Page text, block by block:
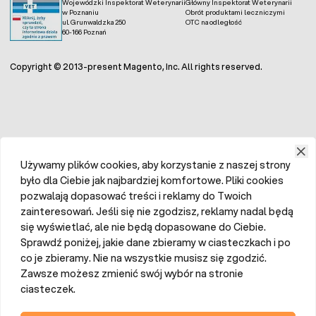
Wojewódzki Inspektorat Weterynarii
w Poznaniu
ul. Grunwaldzka 250
60-166 Poznań
Główny Inspektorat Weterynarii
Obrót produktami leczniczymi
OTC na odległość
Copyright © 2013-present Magento, Inc. All rights reserved.
Używamy plików cookies, aby korzystanie z naszej strony
było dla Ciebie jak najbardziej komfortowe. Pliki cookies
pozwalają dopasować treści i reklamy do Twoich
zainteresowań. Jeśli się nie zgodzisz, reklamy nadal będą
się wyświetlać, ale nie będą dopasowane do Ciebie.
Sprawdź poniżej, jakie dane zbieramy w ciasteczkach i po
co je zbieramy. Nie na wszystkie musisz się zgodzić.
Zawsze możesz zmienić swój wybór na stronie
ciasteczek.